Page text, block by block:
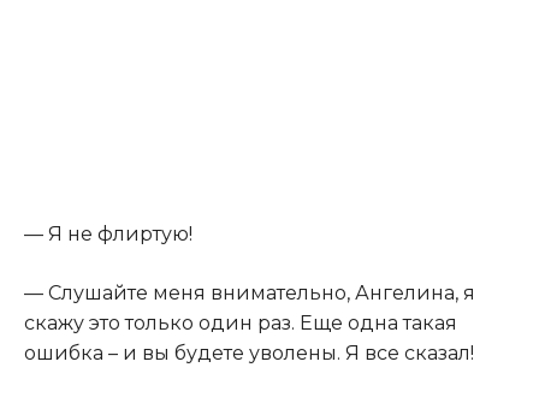
— Я не флиртую!
— Слушайте меня внимательно, Ангелина, я
скажу это только один раз. Еще одна такая
ошибка – и вы будете уволены. Я все сказал!